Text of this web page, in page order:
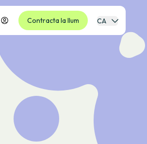
Contracta la llum CA